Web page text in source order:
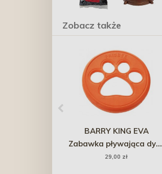
Zobacz także
BARRY KING EVA
Zabawka pływająca dysk
z łapką 23,5 x 2,6 cm -
29,00 zł